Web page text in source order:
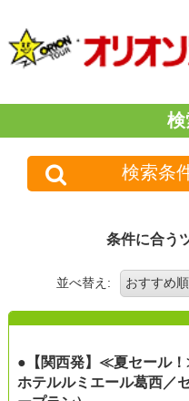
検
検索条
条件に合う
並べ替え:
●【関西発】≪夏セール
ホテルルミエール葛西／